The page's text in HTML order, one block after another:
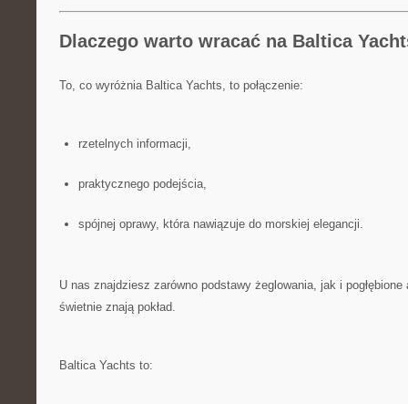
Dlaczego warto wracać na Baltica
To, co wyróżnia Baltica Yachts, to połączenie:
rzetelnych informacji,
praktycznego podejścia,
spójnej oprawy, która nawiązuje do morskiej elegancji.
U nas znajdziesz zarówno podstawy żeglowania, jak i
świetnie znają pokład.
Baltica Yachts to: